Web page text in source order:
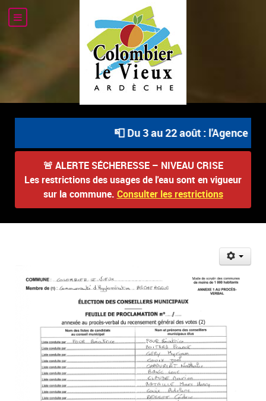
📮 Du 3 au 22 août : l'Agence
🚨 ALERTE SÉCHERESSE – NIVEAU CRISE
Les restrictions des usages de l'eau sont en vigueur
sur la commune. Consulter les restrictions